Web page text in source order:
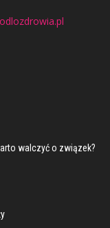
walczyć o związek?